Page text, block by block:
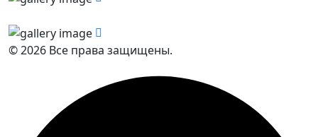
© 2026 Все права защищены.